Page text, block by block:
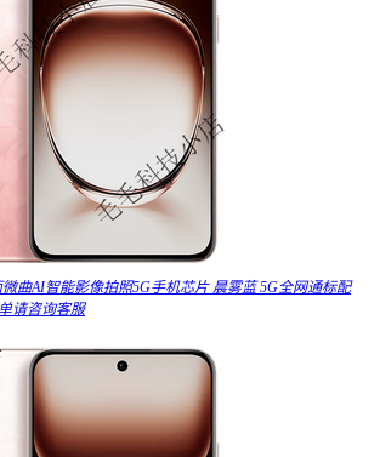
微曲AI智能影像拍照5G手机芯片 晨雾蓝 5G全网通标配
请咨询客服